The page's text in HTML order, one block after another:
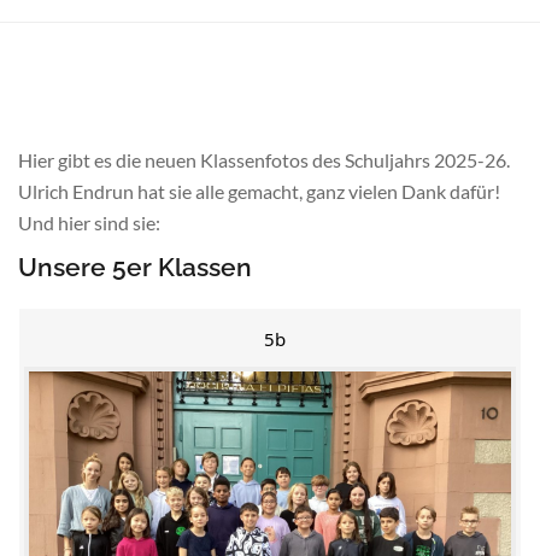
Hier gibt es die neuen Klassenfotos des Schuljahrs 2025-26.
Ulrich Endrun hat sie alle gemacht, ganz vielen Dank dafür!
Und hier sind sie:
Unsere 5er Klassen
5b